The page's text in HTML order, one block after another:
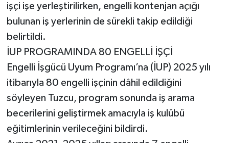
işçi işe yerleştirilirken, engelli kontenjan açığı
bulunan iş yerlerinin de sürekli takip edildiği
belirtildi.
İUP PROGRAMINDA 80 ENGELLİ İŞÇİ
Engelli İşgücü Uyum Programı’na (İUP) 2025 yılı
itibarıyla 80 engelli işçinin dâhil edildiğini
söyleyen Tuzcu, program sonunda iş arama
becerilerini geliştirmek amacıyla iş kulübü
eğitimlerinin verileceğini bildirdi.